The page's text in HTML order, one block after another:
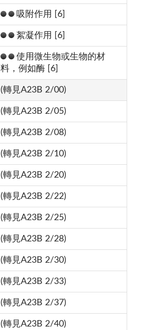
吸附作用 [6]
絮凝作用 [6]
使用微生物或生物的材
料，例如酶 [6]
(轉見A23B 2/00)
(轉見A23B 2/05)
(轉見A23B 2/08)
(轉見A23B 2/10)
(轉見A23B 2/20)
(轉見A23B 2/22)
(轉見A23B 2/25)
(轉見A23B 2/28)
(轉見A23B 2/30)
(轉見A23B 2/33)
(轉見A23B 2/37)
(轉見A23B 2/40)